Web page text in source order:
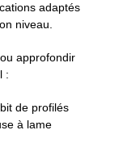
adaptés
niveau.
approfondir
:
de profilés
à lame